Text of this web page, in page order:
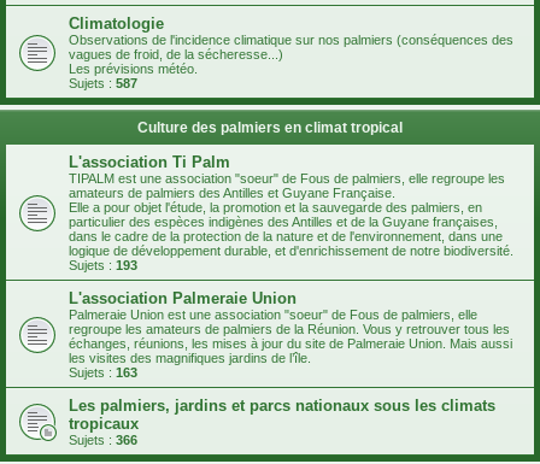
Climatologie
Observations de l'incidence climatique sur nos palmiers (conséquences des
vagues de froid, de la sécheresse...)
Les prévisions météo.
Sujets : 587
Culture des palmiers en climat tropical
L'association Ti Palm
TIPALM est une association "soeur" de Fous de palmiers, elle regroupe les
amateurs de palmiers des Antilles et Guyane Française.
Elle a pour objet l'étude, la promotion et la sauvegarde des palmiers, en
particulier des espèces indigènes des Antilles et de la Guyane françaises,
dans le cadre de la protection de la nature et de l'environnement, dans une
logique de développement durable, et d'enrichissement de notre biodiversité.
Sujets : 193
L'association Palmeraie Union
Palmeraie Union est une association "soeur" de Fous de palmiers, elle
regroupe les amateurs de palmiers de la Réunion. Vous y retrouver tous les
échanges, réunions, les mises à jour du site de Palmeraie Union. Mais aussi
les visites des magnifiques jardins de l’île.
Sujets : 163
Les palmiers, jardins et parcs nationaux sous les climats
tropicaux
Sujets : 366